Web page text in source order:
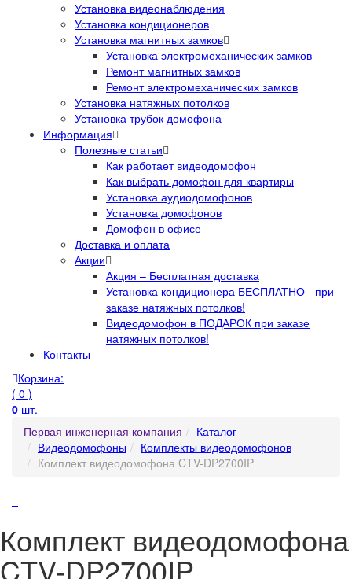
Установка видеонаблюдения
Установка кондиционеров
Установка магнитных замков
Установка электромеханических замков
Ремонт магнитных замков
Ремонт электромеханических замков
Установка натяжных потолков
Установка трубок домофона
Информация
Полезные статьи
Как работает видеодомофон
Как выбрать домофон для квартиры
Установка аудиодомофонов
Установка домофонов
Домофон в офисе
Доставка и оплата
Акции
Акция – Бесплатная доставка
Установка кондиционера БЕСПЛАТНО - при
заказе натяжных потолков!
Видеодомофон в ПОДАРОК при заказе
натяжных потолков!
Контакты
Корзина:
( 0 )
0 шт.
Первая инженерная компания
Каталог
Видеодомофоны
Комплекты видеодомофонов
Комплект видеодомофона CTV-DP2700IP
Комплект видеодомофона
CTV-DP2700IP